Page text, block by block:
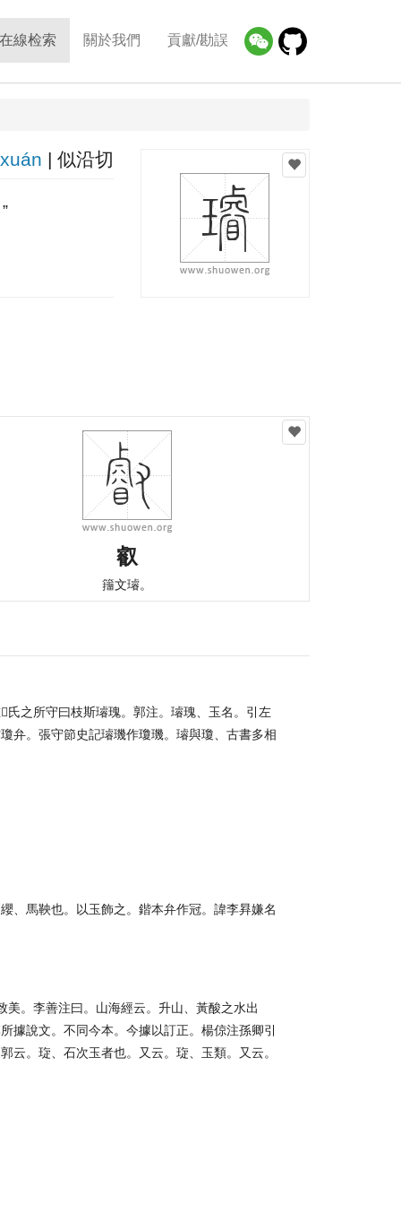
在線检索 關於我們 貢獻/勘誤
xuán | 似沿切
叡
籒文璿。
氏之所守曰枝斯璿瑰。郭注。璿瑰、玉名。引左
弁。張守節史記璿璣作瓊璣。璿與瓊、古書多相
、馬鞅也。以玉飾之。鍇本弁作冠。諱李昪嫌名
美。李善注曰。山海經云。升山、黃酸之水出
據說文。不同今本。今據以訂正。楊倞注孫卿引
云。琁、石次玉者也。又云。琁、玉類。又云。